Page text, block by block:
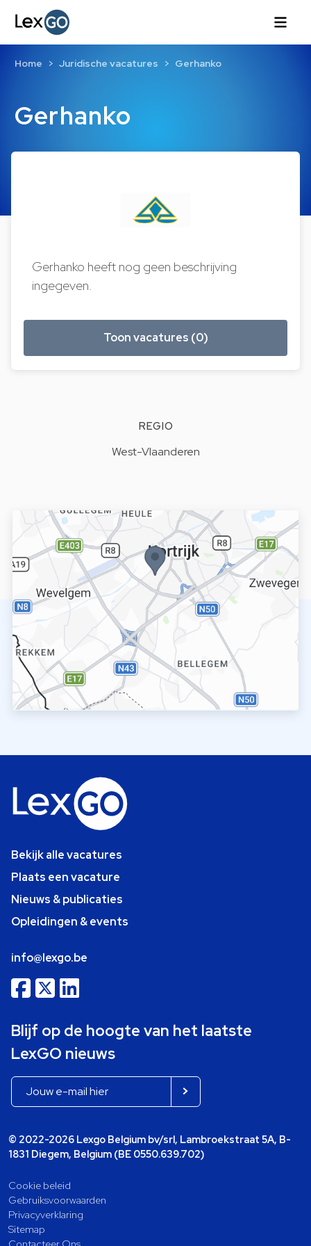
Gerhanko
Home Juridische vacatures Gerhanko
Gerhanko heeft nog geen beschrijving
ingegeven.
Toon vacatures (0)
REGIO
West-Vlaanderen
Bekijk alle vacatures
Plaats een vacature
Nieuws & publicaties
Opleidingen & events
info@lexgo.be
Blijf op de hoogte van het laatste
LexGO nieuws
© 2022-2026 Lexgo Belgium bv/srl, Lambroekstraat 5A, B-
1831 Diegem, Belgium (BE 0550.639.702)
Cookie beleid
Gebruiksvoorwaarden
Privacyverklaring
Sitemap